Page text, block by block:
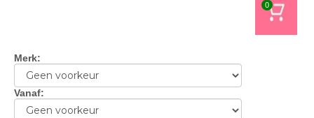
0
Merk:
Vanaf: